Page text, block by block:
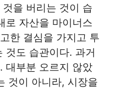
을 버리는 것이 습
로 자산을 마이너스
한 결심을 가지고 투
것도 습관이다. 과거
대부분 오르지 않았
것이 아니라, 시장을